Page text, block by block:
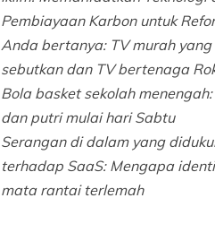
Pembiayaan Karbon untuk
Anda bertanya: TV murah
sebutkan dan TV bertenaga
Bola basket sekolah
dan putri mulai hari Sabtu
Serangan di dalam yang
terhadap SaaS: Mengapa
mata rantai terlemah